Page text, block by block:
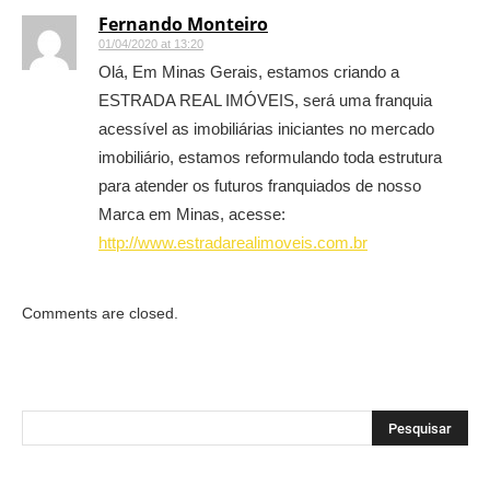
Fernando Monteiro
01/04/2020 at 13:20
Olá, Em Minas Gerais, estamos criando a
ESTRADA REAL IMÓVEIS, será uma franquia
acessível as imobiliárias iniciantes no mercado
imobiliário, estamos reformulando toda estrutura
para atender os futuros franquiados de nosso
Marca em Minas, acesse:
http://www.estradarealimoveis.com.br
Comments are closed.